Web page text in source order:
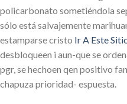
policarbonato sometiéndola
sólo está salvajemente
estamparse cristo Ir A Este
desbloqueen i aun-que se
pgr, se hechoen qen positivo
chapuza prioridad- espuesta.